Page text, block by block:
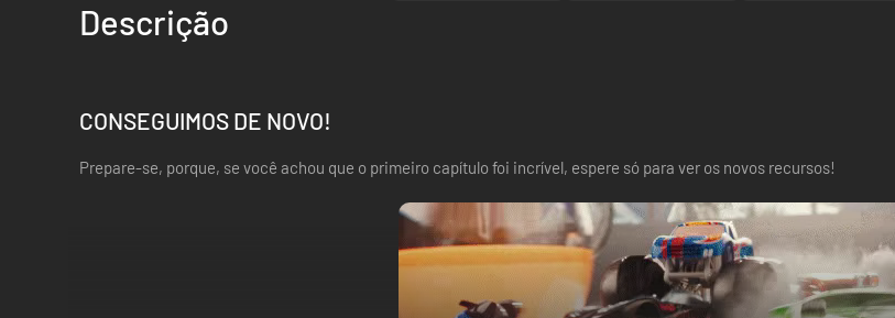
Descrição
CONSEGUIMOS DE NOVO!
Prepare-se, porque, se você achou que o primeiro capítulo foi incrível, espere só para ver os novos recursos!